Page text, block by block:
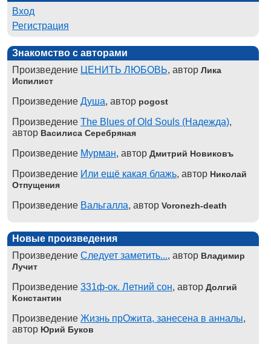
Вход
Регистрация
Знакомство с авторами
Произведение ЦЕНИТЬ ЛЮБОВЬ, автор Лика
Испилист
Произведение Душа, автор pogost
Произведение The Blues of Old Souls (Надежда),
автор Василиса Серебряная
Произведение Мурман, автор Дмитрий Новиковъ
Произведение Или ещё какая блажь, автор Николай
Отпущения
Произведение Вальгалла, автор Voronezh-death
Новые произведения
Произведение Следует заметить..., автор Владимир
Лучит
Произведение 331ф-ок. Летний сон, автор Долгий
Константин
Произведение Жизнь прОжита, занесена в анналы,
автор Юрий Буков